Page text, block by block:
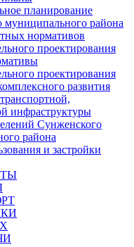
планирование
муниципального района
нормативов
проектирования
проектирования
развития
инфраструктуры
Сунженского
района
и застройки